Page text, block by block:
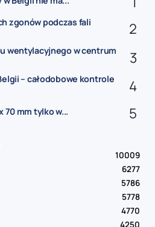
zgonów podczas fali
wentylacyjnego w centrum
– całodobowe kontrole
70 mm tylko w...
10009
6277
5786
5778
4770
4250